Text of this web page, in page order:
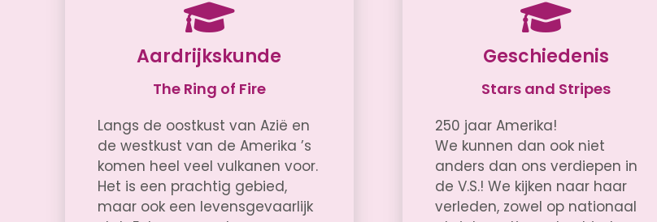
Aardrijkskunde
The Ring of Fire
Langs de oostkust van Azië en
de westkust van de Amerika ’s
komen heel veel vulkanen voor.
Het is een prachtig gebied,
maar ook een levensgevaarlijk
Geschiedenis
Stars and Stripes
250 jaar Amerika!
We kunnen dan ook niet
anders dan ons verdiepen in
de V.S.! We kijken naar haar
verleden, zowel op nationaal